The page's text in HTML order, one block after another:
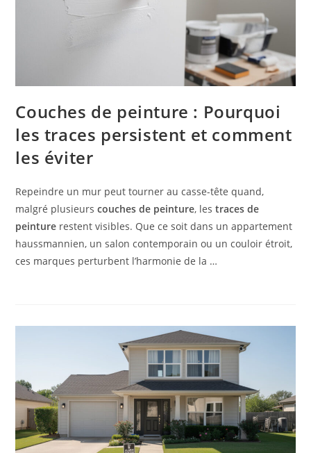
Couches de peinture : Pourquoi
les traces persistent et comment
les éviter
Repeindre un mur peut tourner au casse-tête quand,
malgré plusieurscouches de peinture, lestraces de
peinture restent visibles. Que ce soit dans un appartement
haussmannien, un salon contemporain ou un couloir étroit,
ces marques perturbent l’harmonie de la …